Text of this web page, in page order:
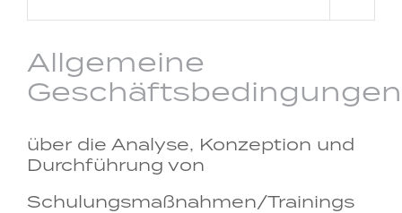
Allgemeine
Geschäftsbedingungen
über die Analyse, Konzeption und
Durchführung von
Schulungsmaßnahmen/Trainings